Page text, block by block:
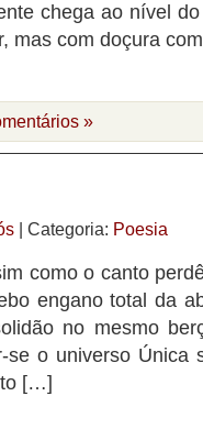
chega ao nível
mas com doçura
»
| Categoria: Poesia
como o canto
engano total da
no mesmo
se o universo
[…]